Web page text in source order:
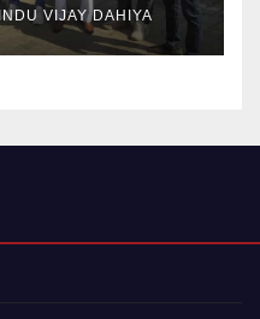
INDU VIJAY DAHIYA